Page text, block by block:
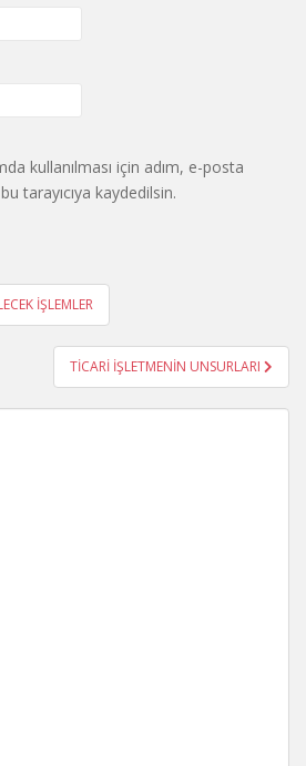
kullanılması için adım, e-posta
tarayıcıya kaydedilsin.
İŞLEMLER
TİCARİ İŞLETMENİN UNSURLARI